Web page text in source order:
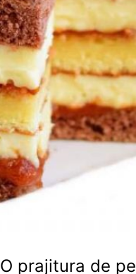
O prajitura de pe